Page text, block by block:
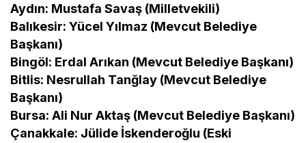
Aydın: Mustafa Savaş (Milletvekili)
Balıkesir: Yücel Yılmaz (Mevcut Belediye
Başkanı)
Bingöl: Erdal Arıkan (Mevcut Belediye Başkanı)
Bitlis: Nesrullah Tanğlay (Mevcut Belediye
Başkanı)
Bursa: Ali Nur Aktaş (Mevcut Belediye Başkanı)
Çanakkale: Jülide İskenderoğlu (Eski